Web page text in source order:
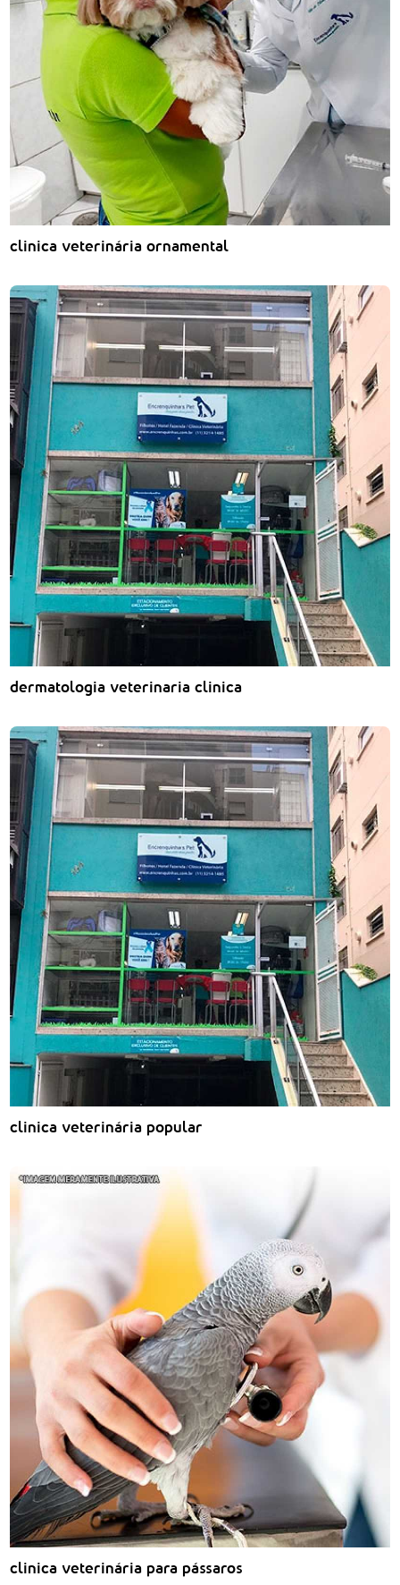
clinica veterinária ornamental
dermatologia veterinaria clinica
clinica veterinária popular
clinica veterinária para pássaros